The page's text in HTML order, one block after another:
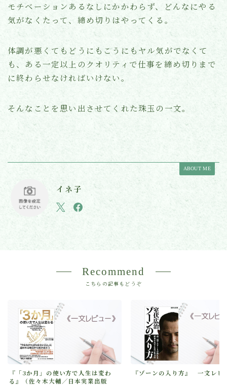
モチベーションあるなしにかかわらず、どんなにやる
気がなくたって、締め切りはやってくる。
体調が悪くてもどうにもこうにもヤル気がでなくて
も、ある一定以上のクオリティで仕事を締め切りまで
に終わらせなければいけない。
そんなことを思い出させてくれた珠玉の一文。
ABOUT ME
イネ子
Recommend
こちらの記事もどうぞ
『「3か月」の使い方で人生は変わ
る』（佐々木大輔／日本実業出版
『ゾーンの入り方』 一文レビ